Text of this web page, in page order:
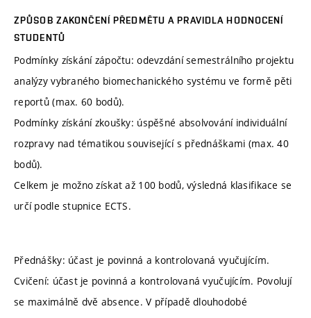
ZPŮSOB ZAKONČENÍ PŘEDMĚTU A PRAVIDLA HODNOCENÍ
STUDENTŮ
Podmínky získání zápočtu: odevzdání semestrálního projektu
analýzy vybraného biomechanického systému ve formě pěti
reportů (max. 60 bodů).
Podmínky získání zkoušky: úspěšné absolvování individuální
rozpravy nad tématikou související s přednáškami (max. 40
bodů).
Celkem je možno získat až 100 bodů, výsledná klasifikace se
určí podle stupnice ECTS.
Přednášky: účast je povinná a kontrolovaná vyučujícím.
Cvičení: účast je povinná a kontrolovaná vyučujícím. Povolují
se maximálně dvě absence. V případě dlouhodobé